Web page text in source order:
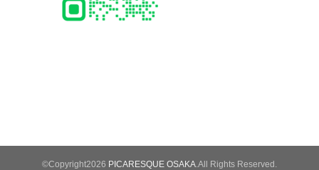
©Copyright2026 PICARESQUE OSAKA .All Rights Reserved.